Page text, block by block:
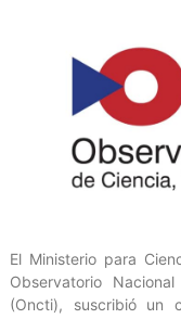
El Ministerio para
Observatorio
(Oncti), suscribió un